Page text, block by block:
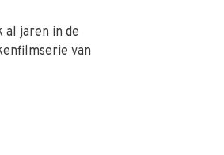
al jaren in de
van